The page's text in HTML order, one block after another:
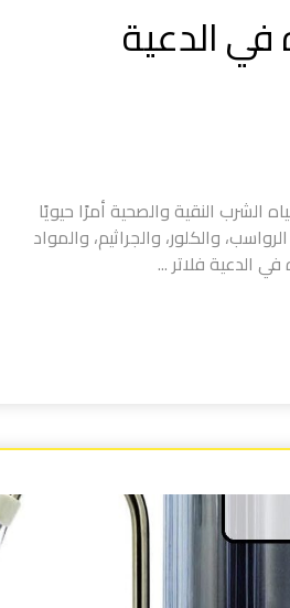
في الدعية
الشرب النقية والصحية أمرًا حيويًا
والكلور، والجراثيم، والمواد
في الدعية فلاتر ...